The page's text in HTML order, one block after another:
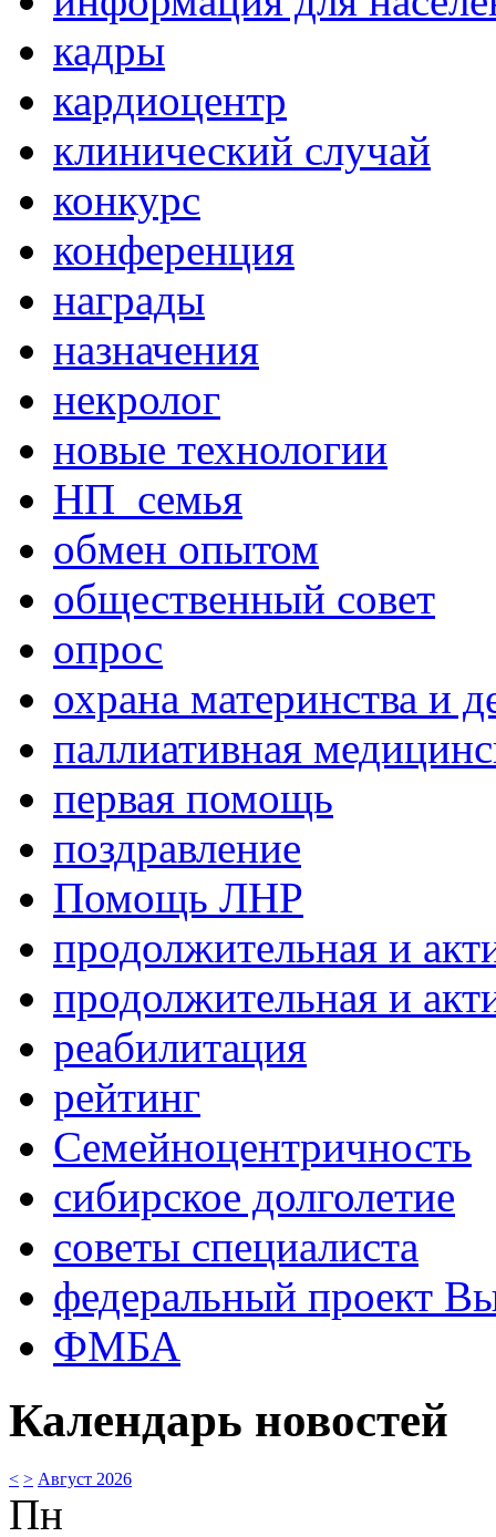
кадры
кардиоцентр
клинический случай
конкурс
конференция
награды
назначения
некролог
новые технологии
НП_семья
обмен опытом
общественный совет
опрос
охрана материнства и
паллиативная
первая помощь
поздравление
Помощь ЛНР
продолжительная и
продолжительная и
реабилитация
рейтинг
Семейноцентричность
сибирское долголетие
советы специалиста
федеральный проект
ФМБА
Календарь новостей
< > Август 2026
Пн